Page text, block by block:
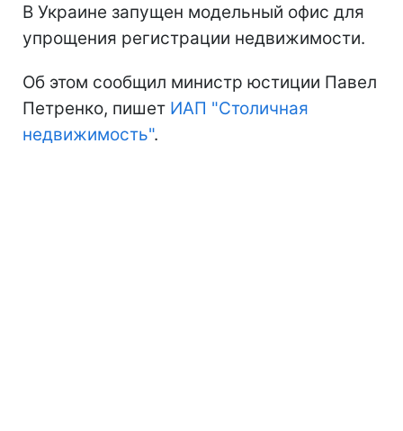
В Украине запущен модельный офис для
упрощения регистрации недвижимости.
Об этом сообщил министр юстиции Павел
Петренко, пишет ИАП "Столичная
недвижимость".